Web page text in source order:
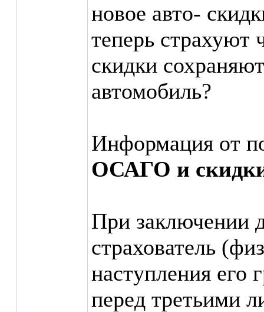
новое авто-
теперь страхуют
скидки
автомобиль?
Информация от
ОСАГО и
При заключении
страхователь
наступления его
перед третьими